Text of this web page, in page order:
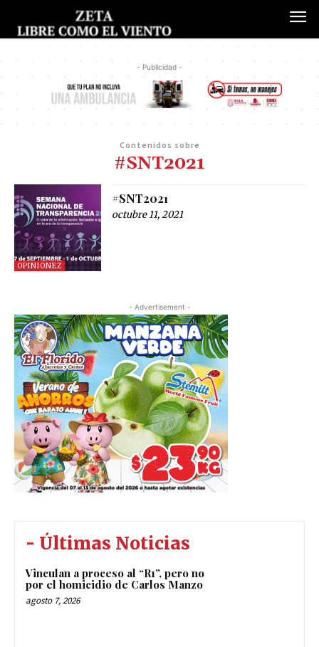
- Publicidad -
Contenidos sobre
#SNT2021
OPINIONEZ
#SNT2021
octubre 11, 2021
- Advertisement -
- Últimas Noticias
Vinculan a proceso al “R1”, pero no
por el homicidio de Carlos Manzo
agosto 7, 2026